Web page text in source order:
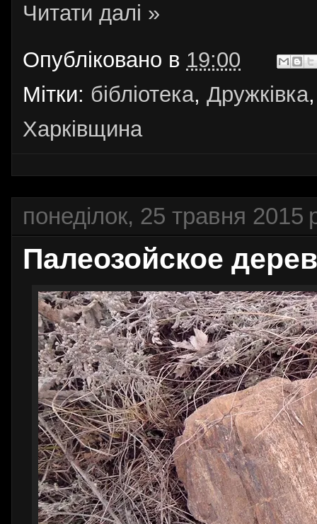
Читати далі »
Опубліковано в 19:00
Мітки: бібліотека, Дружківка
Харківщина
понеділок, 25 травня 2015
Палеозойское